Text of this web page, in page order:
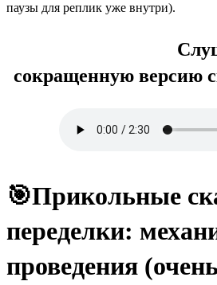
паузы для реплик уже внутри).
сокращенную версию
🎯Прикольные
переделки:
проведения